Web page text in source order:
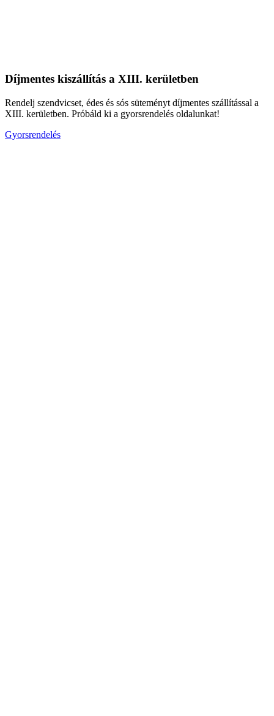
Díjmentes kiszállítás a XIII. kerületben
Rendelj szendvicset, édes és sós süteményt díjmentes szállítással a
XIII. kerületben. Próbáld ki a gyorsrendelés oldalunkat!
Gyorsrendelés